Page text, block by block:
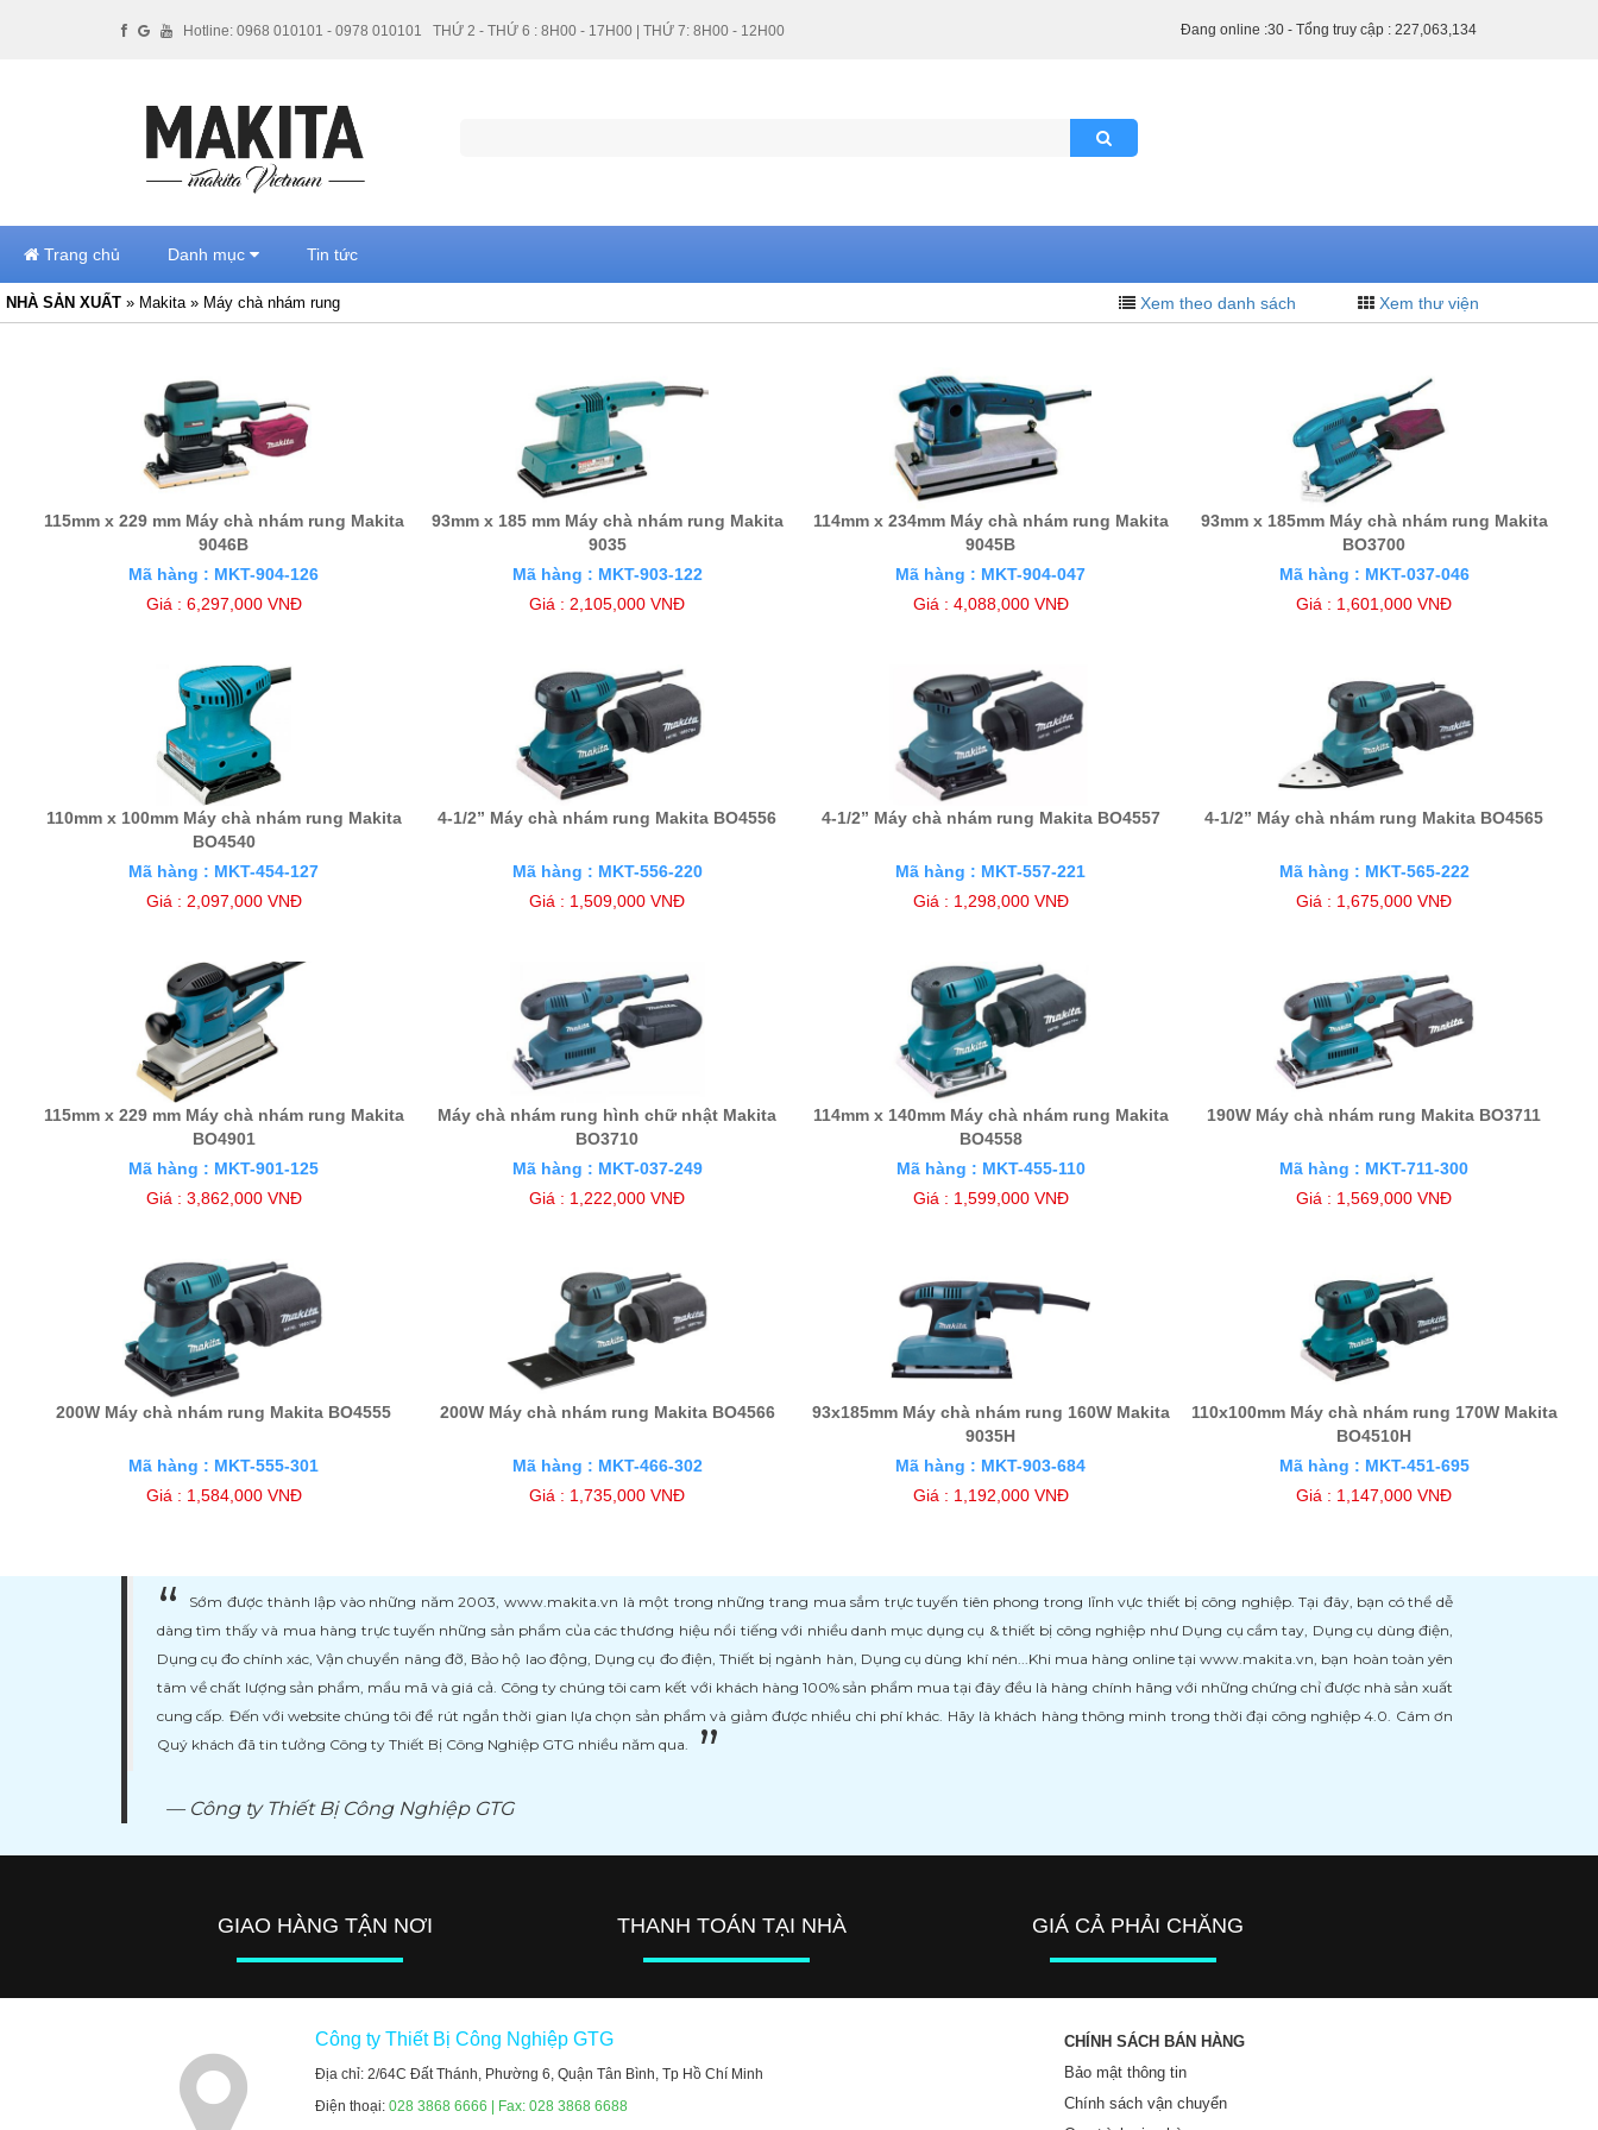
Trang chủ Danh mục Tin tức
NHÀ SẢN XUẤT » Makita » Máy chà nhám rung Xem theo danh sách Xem thư viện
115mm x 229 mm Máy chà nhám rung Makita
9046B
Mã hàng : MKT-904-126
Giá : 6,297,000 VNĐ
93mm x 185 mm Máy chà nhám rung Makita
9035
Mã hàng : MKT-903-122
Giá : 2,105,000 VNĐ
114mm x 234mm Máy chà nhám rung Makita
9045B
Mã hàng : MKT-904-047
Giá : 4,088,000 VNĐ
93mm x 185mm Máy chà nhám rung Makita
BO3700
Mã hàng : MKT-037-046
Giá : 1,601,000 VNĐ
110mm x 100mm Máy chà nhám rung Makita
BO4540
Mã hàng : MKT-454-127
Giá : 2,097,000 VNĐ
4-1/2” Máy chà nhám rung Makita BO4556
Mã hàng : MKT-556-220
Giá : 1,509,000 VNĐ
4-1/2” Máy chà nhám rung Makita BO4557
Mã hàng : MKT-557-221
Giá : 1,298,000 VNĐ
4-1/2” Máy chà nhám rung Makita BO4565
Mã hàng : MKT-565-222
Giá : 1,675,000 VNĐ
115mm x 229 mm Máy chà nhám rung Makita
BO4901
Mã hàng : MKT-901-125
Giá : 3,862,000 VNĐ
Máy chà nhám rung hình chữ nhật Makita
BO3710
Mã hàng : MKT-037-249
Giá : 1,222,000 VNĐ
114mm x 140mm Máy chà nhám rung Makita
BO4558
Mã hàng : MKT-455-110
Giá : 1,599,000 VNĐ
190W Máy chà nhám rung Makita BO3711
Mã hàng : MKT-711-300
Giá : 1,569,000 VNĐ
200W Máy chà nhám rung Makita BO4555
Mã hàng : MKT-555-301
Giá : 1,584,000 VNĐ
200W Máy chà nhám rung Makita BO4566
Mã hàng : MKT-466-302
Giá : 1,735,000 VNĐ
93x185mm Máy chà nhám rung 160W Makita
9035H
Mã hàng : MKT-903-684
Giá : 1,192,000 VNĐ
110x100mm Máy chà nhám rung 170W Makita
BO4510H
Mã hàng : MKT-451-695
Giá : 1,147,000 VNĐ
Sớm được thành lập vào những năm 2003, www.makita.vn là một trong những trang mua sắm trực tuyến tiên phong trong lĩnh vực thiết bị công nghiệp. Tại đây, bạn có thể dễ
dàng tìm thấy và mua hàng trực tuyến những sản phẩm của các thương hiệu nổi tiếng với nhiều danh mục dụng cụ & thiết bị công nghiệp như Dụng cụ cầm tay, Dụng cụ dùng điện,
Dụng cụ đo chính xác, Vận chuyển nâng đỡ, Bảo hộ lao động, Dụng cụ đo điện, Thiết bị ngành hàn, Dụng cụ dùng khí nén...Khi mua hàng online tại www.makita.vn, bạn hoàn toàn yên
tâm về chất lượng sản phẩm, mẩu mã và giá cả. Công ty chúng tôi cam kết với khách hàng 100% sản phẩm mua tại đây đều là hàng chính hãng với những chứng chỉ được nhà sản xuất
cung cấp. Đến với website chúng tôi để rút ngắn thời gian lựa chọn sản phẩm và giảm được nhiều chi phí khác. Hãy là khách hàng thông minh trong thời đại công nghiệp 4.0. Cám ơn
Quý khách đã tin tưởng Công ty Thiết Bị Công Nghiệp GTG nhiều năm qua.
Công ty Thiết Bị Công Nghiệp GTG
GIAO HÀNG TẬN NƠI THANH TOÁN TẠI NHÀ GIÁ CẢ PHẢI CHĂNG
Công ty Thiết Bị Công Nghiệp GTG
Địa chỉ: 2/64C Đất Thánh, Phường 6, Quận Tân Bình, Tp Hồ Chí Minh
Điện thoại:028 3868 6666 | Fax: 028 3868 6688
CHÍNH SÁCH BÁN HÀNG
Bảo mật thông tin
Chính sách vận chuyển
Hotline: 0968 010101 - 0978 010101 THỨ 2 - THỨ 6 : 8H00 - 17H00 | THỨ 7: 8H00 - 12H00 Đang online :30 - Tổng truy cập : 227,063,134